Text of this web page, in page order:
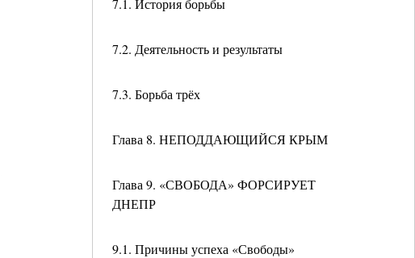
7.1. История борьбы
7.2. Деятельность и результаты
7.3. Борьба трёх
Глава 8. НЕПОДДАЮЩИЙСЯ КРЫМ
Глава 9. «СВОБОДА» ФОРСИРУЕТ
ДНЕПР
9.1. Причины успеха «Свободы»